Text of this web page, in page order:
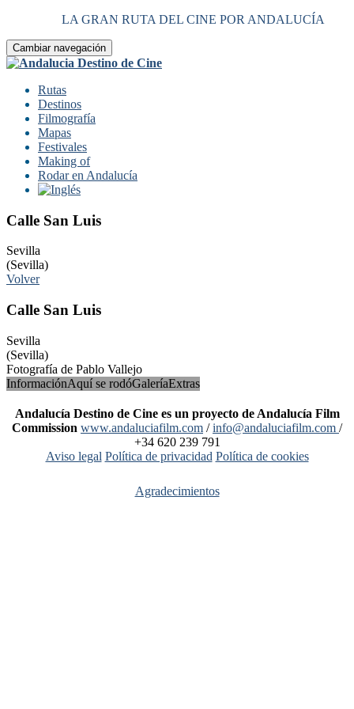
LA GRAN RUTA DEL CINE POR ANDALUCÍA
Cambiar navegación
Rutas
Destinos
Filmografía
Mapas
Festivales
Making of
Rodar en Andalucía
Calle San Luis
Sevilla
(Sevilla)
Volver
Calle San Luis
Sevilla
(Sevilla)
Fotografía de Pablo Vallejo
InformaciónAquí se rodóGaleríaExtras
Andalucía Destino de Cine es un proyecto de Andalucía Film
Commission www.andaluciafilm.com /info@andaluciafilm.com /
+34 620 239 791
Aviso legal Política de privacidad Política de cookies
Agradecimientos